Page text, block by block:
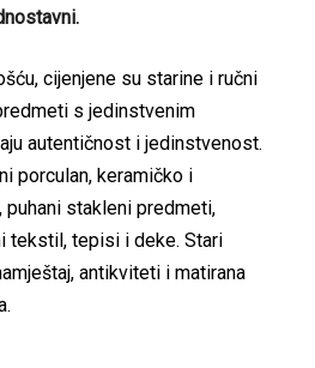
cijenjene su starine i ručni
s jedinstvenim
autentičnost i jedinstvenost.
porculan, keramičko i
puhani stakleni predmeti,
tekstil, tepisi i deke. Stari
antikviteti i matirana